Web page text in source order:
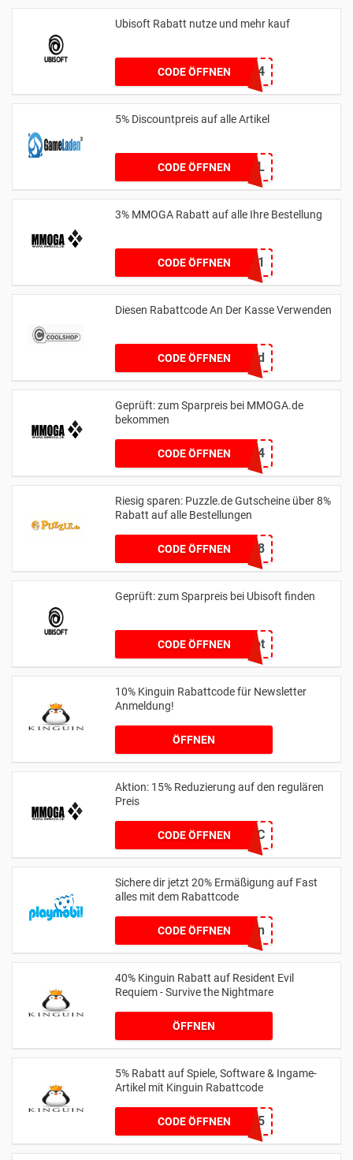
Ubisoft Rabatt nutze und mehr kauf
CODE ÖFFNENPASCAL0_4
5% Discountpreis auf alle Artikel
CODE ÖFFNEN
5%RabattbeiGL
3% MMOGA Rabatt auf alle Ihre Bestellung
CODE ÖFFNEN
MMOGA2021
Diesen Rabattcode An Der Kasse Verwenden
CODE ÖFFNENmermaid
Geprüft: zum Sparpreis bei MMOGA.de
bekommen
CODE ÖFFNEN
DDTKHG8464
Riesig sparen: Puzzle.de Gutscheine über 8%
Rabatt auf alle Bestellungen
CODE ÖFFNEN
2024PUZZLE8
Geprüft: zum Sparpreis bei Ubisoft finden
CODE ÖFFNENgameriot
10% Kinguin Rabattcode für Newsletter
Anmeldung!
ÖFFNEN
Aktion: 15% Reduzierung auf den regulären
Preis
CODE ÖFFNEN
15FantasyFC
Sichere dir jetzt 20% Ermäßigung auf Fast
alles mit dem Rabattcode
CODE ÖFFNENOstern
40% Kinguin Rabatt auf Resident Evil
Requiem - Survive the Nightmare
ÖFFNEN
5% Rabatt auf Spiele, Software & Ingame-
Artikel mit Kinguin Rabattcode
CODE ÖFFNENKINGDROP5